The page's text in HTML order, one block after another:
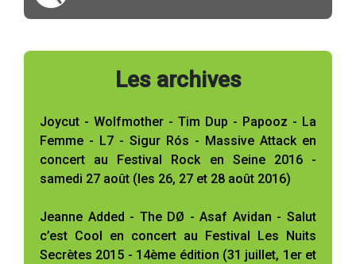
Les archives
Joycut - Wolfmother - Tim Dup - Papooz - La
Femme - L7 - Sigur Rós - Massive Attack en
concert au Festival Rock en Seine 2016 -
samedi 27 août (les 26, 27 et 28 août 2016)
Jeanne Added - The DØ - Asaf Avidan - Salut
c’est Cool en concert au Festival Les Nuits
Secrètes 2015 - 14ème édition (31 juillet, 1er et